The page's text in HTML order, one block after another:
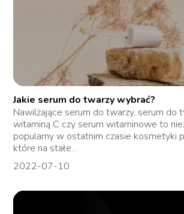
Jakie serum do twarzy wybrać?
Nawilżające serum do twarzy, serum do
witaminą C czy serum witaminowe to
popularny w ostatnim czasie kosmetyki
które na stałe...
2022-07-10